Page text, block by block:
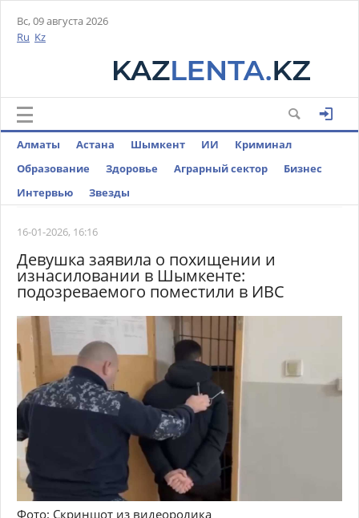
Вс, 09 августа 2026
Ru Kz
Алматы Астана Шымкент ИИ
Криминал
Образование
Здоровье Аграрный сектор
Бизнес
Интервью
Звезды
16-01-2026, 16:16
Девушка заявила о похищении и
изнасиловании в Шымкенте:
подозреваемого поместили в ИВС
Фото: Скриншот из видеоролика